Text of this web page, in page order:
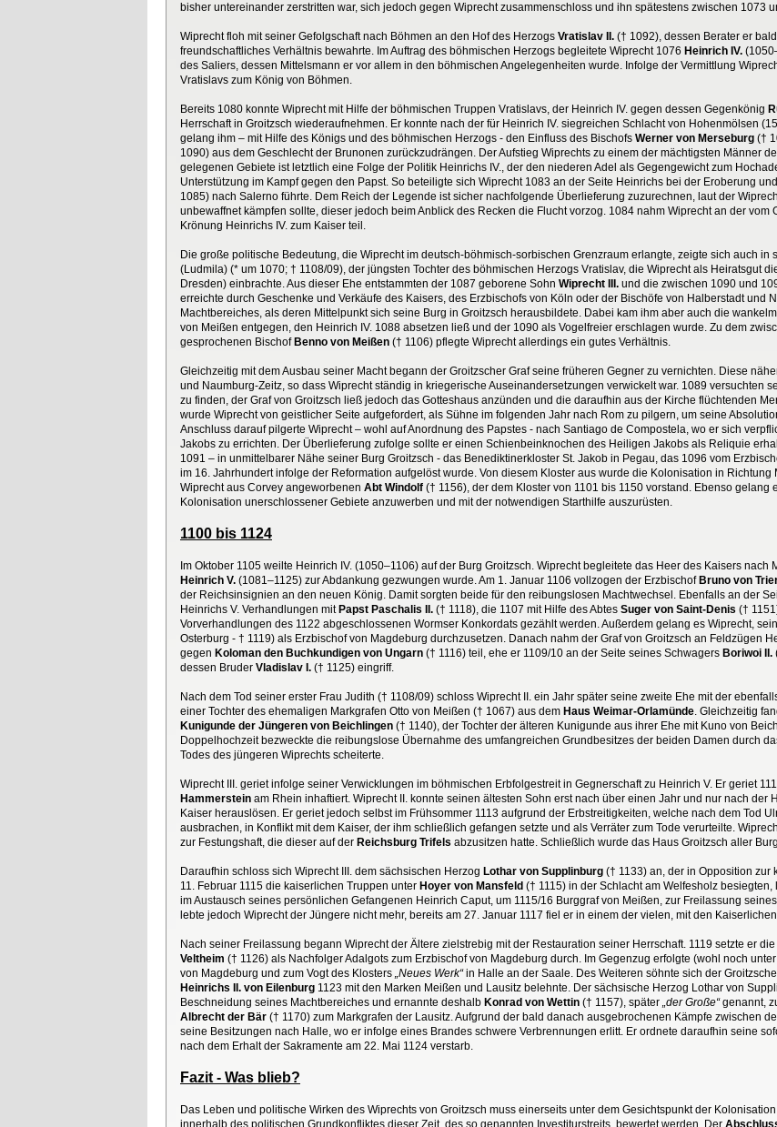
bisher untereinander zerstritten war, sich jedoch gegen Wiprecht zusammenschloss und ihn spätestens zwischen 1073
Wiprecht floh mit seiner Gefolgschaft nach Böhmen an den Hof des Herzogs Vratislav II. († 1092), dessen Berater er
freundschaftliches Verhältnis bewahrte. Im Auftrag des böhmischen Herzogs begleitete Wiprecht 1076 Heinrich IV.
des Saliers, dessen Mittelsmann er vor allem in den böhmischen Angelegenheiten wurde. Infolge der Vermittlung
Vratislavs zum König von Böhmen.
Bereits 1080 konnte Wiprecht mit Hilfe der böhmischen Truppen Vratislavs, der Heinrich IV. gegen dessen Gegenkönig
Herrschaft in Groitzsch wiederaufnehmen. Er konnte nach der für Heinrich IV. siegreichen Schlacht von Hohenmölsen
gelang ihm – mit Hilfe des Königs und des böhmischen Herzogs - den Einfluss des Bischofs Werner von Merseburg (†
1090) aus dem Geschlecht der Brunonen zurückzudrängen. Der Aufstieg Wiprechts zu einem der mächtigsten Männer
gelegenen Gebiete ist letztlich eine Folge der Politik Heinrichs IV., der den niederen Adel als Gegengewicht zum
Unterstützung im Kampf gegen den Papst. So beteiligte sich Wiprecht 1083 an der Seite Heinrichs bei der Eroberung
1085) nach Salerno führte. Dem Reich der Legende ist sicher nachfolgende Überlieferung zuzurechnen, laut der
unbewaffnet kämpfen sollte, dieser jedoch beim Anblick des Recken die Flucht vorzog. 1084 nahm Wiprecht an der vom
Krönung Heinrichs IV. zum Kaiser teil.
Die große politische Bedeutung, die Wiprecht im deutsch-böhmisch-sorbischen Grenzraum erlangte, zeigte sich auch
(Ludmila) (* um 1070; † 1108/09), der jüngsten Tochter des böhmischen Herzogs Vratislav, die Wiprecht als Heiratsgut
Dresden) einbrachte. Aus dieser Ehe entstammten der 1087 geborene Sohn Wiprecht III. und die zwischen 1090 und
erreichte durch Geschenke und Verkäufe des Kaisers, des Erzbischofs von Köln oder der Bischöfe von Halberstadt und
Machtbereiches, als deren Mittelpunkt sich seine Burg in Groitzsch herausbildete. Dabei kam ihm aber auch die
von Meißen entgegen, den Heinrich IV. 1088 absetzen ließ und der 1090 als Vogelfreier erschlagen wurde. Zu dem
gesprochenen Bischof Benno von Meißen († 1106) pflegte Wiprecht allerdings ein gutes Verhältnis.
Gleichzeitig mit dem Ausbau seiner Macht begann der Groitzscher Graf seine früheren Gegner zu vernichten. Diese
und Naumburg-Zeitz, so dass Wiprecht ständig in kriegerische Auseinandersetzungen verwickelt war. 1089 versuchten
zu finden, der Graf von Groitzsch ließ jedoch das Gotteshaus anzünden und die daraufhin aus der Kirche flüchtenden
wurde Wiprecht von geistlicher Seite aufgefordert, als Sühne im folgenden Jahr nach Rom zu pilgern, um seine
Anschluss darauf pilgerte Wiprecht – wohl auf Anordnung des Papstes - nach Santiago de Compostela, wo er sich
Jakobs zu errichten. Der Überlieferung zufolge sollte er einen Schienbeinknochen des Heiligen Jakobs als Reliquie
1091 – in unmittelbarer Nähe seiner Burg Groitzsch - das Benediktinerkloster St. Jakob in Pegau, das 1096 vom
im 16. Jahrhundert infolge der Reformation aufgelöst wurde. Von diesem Kloster aus wurde die Kolonisation in
Wiprecht aus Corvey angeworbenen Abt Windolf († 1156), der dem Kloster von 1101 bis 1150 vorstand. Ebenso
Kolonisation unerschlossener Gebiete anzuwerben und mit der notwendigen Starthilfe auszurüsten.
1100 bis 1124
Im Oktober 1105 weilte Heinrich IV. (1050–1106) auf der Burg Groitzsch. Wiprecht begleitete das Heer des Kaisers
Heinrich V. (1081–1125) zur Abdankung gezwungen wurde. Am 1. Januar 1106 vollzogen der Erzbischof Bruno von
der Reichsinsignien an den neuen König. Damit sorgten beide für den reibungslosen Machtwechsel. Ebenfalls an der
Heinrichs V. Verhandlungen mit Papst Paschalis II. († 1118), die 1107 mit Hilfe des Abtes Suger von Saint-Denis (†
Vorverhandlungen des 1122 abgeschlossenen Wormser Konkordats gezählt werden. Außerdem gelang es Wiprecht,
Osterburg - † 1119) als Erzbischof von Magdeburg durchzusetzen. Danach nahm der Graf von Groitzsch an Feldzügen
gegen Koloman den Buchkundigen von Ungarn († 1116) teil, ehe er 1109/10 an der Seite seines Schwagers Boriwoi II.
dessen Bruder Vladislav I. († 1125) eingriff.
Nach dem Tod seiner erster Frau Judith († 1108/09) schloss Wiprecht II. ein Jahr später seine zweite Ehe mit der
einer Tochter des ehemaligen Markgrafen Otto von Meißen († 1067) aus dem Haus Weimar-Orlamünde. Gleichzeitig
Kunigunde der Jüngeren von Beichlingen († 1140), der Tochter der älteren Kunigunde aus ihrer Ehe mit Kuno von
Doppelhochzeit bezweckte die reibungslose Übernahme des umfangreichen Grundbesitzes der beiden Damen durch
Todes des jüngeren Wiprechts scheiterte.
Wiprecht III. geriet infolge seiner Verwicklungen im böhmischen Erbfolgestreit in Gegnerschaft zu Heinrich V. Er geriet
Hammerstein am Rhein inhaftiert. Wiprecht II. konnte seinen ältesten Sohn erst nach über einen Jahr und nur nach der
Kaiser herauslösen. Er geriet jedoch selbst im Frühsommer 1113 aufgrund der Erbstreitigkeiten, welche nach dem Tod
ausbrachen, in Konflikt mit dem Kaiser, der ihm schließlich gefangen setzte und als Verräter zum Tode verurteilte.
zur Festungshaft, die dieser auf der Reichsburg Trifels abzusitzen hatte. Schließlich wurde das Haus Groitzsch aller
Daraufhin schloss sich Wiprecht III. dem sächsischen Herzog Lothar von Supplinburg († 1133) an, der in Opposition
11. Februar 1115 die kaiserlichen Truppen unter Hoyer von Mansfeld († 1115) in der Schlacht am Welfesholz
im Austausch seines persönlichen Gefangenen Heinrich Caput, um 1115/16 Burggraf von Meißen, zur Freilassung
lebte jedoch Wiprecht der Jüngere nicht mehr, bereits am 27. Januar 1117 fiel er in einem der vielen, mit den
Nach seiner Freilassung begann Wiprecht der Ältere zielstrebig mit der Restauration seiner Herrschaft. 1119 setzte er
Veltheim († 1126) als Nachfolger Adalgots zum Erzbischof von Magdeburg durch. Im Gegenzug erfolgte (wohl noch
von Magdeburg und zum Vogt des Klosters „Neues Werk“in Halle an der Saale. Des Weiteren söhnte sich der
Heinrichs II. von Eilenburg 1123 mit den Marken Meißen und Lausitz belehnte. Der sächsische Herzog Lothar von
Beschneidung seines Machtbereiches und ernannte deshalb Konrad von Wettin († 1157), später „der Große“genannt,
Albrecht der Bär († 1170) zum Markgrafen der Lausitz. Aufgrund der bald danach ausgebrochenen Kämpfe zwischen
seine Besitzungen nach Halle, wo er infolge eines Brandes schwere Verbrennungen erlitt. Er ordnete daraufhin seine
nach dem Erhalt der Sakramente am 22. Mai 1124 verstarb.
Fazit - Was blieb?
Das Leben und politische Wirken des Wiprechts von Groitzsch muss einerseits unter dem Gesichtspunkt der
innerhalb des politischen Grundkonfliktes dieser Zeit, des so genannten Investiturstreits, bewertet werden. Der